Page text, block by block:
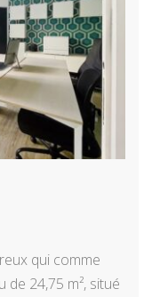
qui comme
24,75 m², situé